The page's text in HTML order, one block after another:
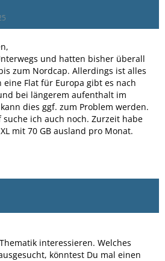
und hatten bisher überall
zum Nordcap. Allerdings ist alles
Flat für Europa gibt es nach
bei längerem aufenthalt im
dies ggf. zum Problem werden.
ich auch noch. Zurzeit habe
mit 70 GB ausland pro Monat.
interessieren. Welches
könntest Du mal einen